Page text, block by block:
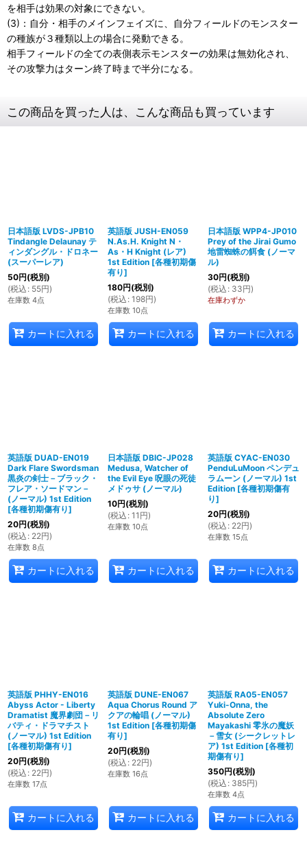
を相手は効果の対象にできない。
(3)：自分・相手のメインフェイズに、自分フィールドのモンスター
の種族が３種類以上の場合に発動できる。
相手フィールドの全ての表側表示モンスターの効果は無効化され、
その攻撃力はターン終了時まで半分になる。
この商品を買った人は、こんな商品も買っています
日本語版 LVDS-JPB10
Tindangle Delaunay テ
ィンダングル・ドロネー
(スーパーレア)
50円(税別)
(税込 : 55円)
在庫数 4点
カートに入れる
英語版 JUSH-EN059
N.As.H. Knight N・
As・H Knight (レア)
1st Edition [各種初期傷
有り]
180円(税別)
(税込 : 198円)
在庫数 10点
カートに入れる
日本語版 WPP4-JP010
Prey of the Jirai Gumo
地雷蜘蛛の餌食 (ノーマ
ル)
30円(税別)
(税込 : 33円)
在庫わずか
カートに入れる
英語版 DUAD-EN019
Dark Flare Swordsman
黒炎の剣士－ブラック・
フレア・ソードマン－
(ノーマル) 1st Edition
[各種初期傷有り]
20円(税別)
(税込 : 22円)
在庫数 8点
カートに入れる
日本語版 DBIC-JP028
Medusa, Watcher of
the Evil Eye 呪眼の死徒
メドゥサ (ノーマル)
10円(税別)
(税込 : 11 円)
在庫数 10点
カートに入れる
英語版 CYAC-EN030
PenduLuMoon ペンデュ
ラムーン (ノーマル) 1st
Edition [各種初期傷有
り]
20円(税別)
(税込 : 22円)
在庫数 15点
カートに入れる
英語版 PHHY-EN016
Abyss Actor - Liberty
Dramatist 魔界劇団－リ
バティ・ドラマチスト
(ノーマル) 1st Edition
[各種初期傷有り]
20円(税別)
(税込 : 22円)
在庫数 17点
カートに入れる
英語版 DUNE-EN067
Aqua Chorus Round ア
クアの輪唱 (ノーマル)
1st Edition [各種初期傷
有り]
20円(税別)
(税込 : 22円)
在庫数 16点
カートに入れる
英語版 RA05-EN057
Yuki-Onna, the
Absolute Zero
Mayakashi 零氷の魔妖
－雪女 (シークレットレ
ア) 1st Edition [各種初
期傷有り]
350円(税別)
(税込 : 385円)
在庫数 4点
カートに入れる